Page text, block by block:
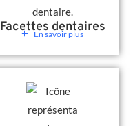
Facettes dentaires
En savoir plus